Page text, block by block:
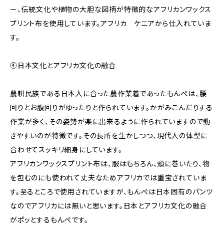
ー、伝統文化や植物の大胆な図柄が特徴的なアフリカンワックス
プリント布を使用しています。アフリカ ケニアから仕入れていま
す。
④日本文化とアフリカ文化の融合
農耕民族である日本人に合った農作業着であったもんぺは、腰
回りとお腹回りがゆったりと作られています。かがみこんだりする
作業が多く、その姿勢が楽に出来るように作られていますので動
きやすいのが特徴です。その長所を生かしつつ、現代人の体型に
合わせてスッキリ細身にしています。
アフリカンワックスプリント布は、服はもちろん、頭に巻いたり、物
を包むのにも使われて丈夫なためアフリカでは重宝されていま
す。至るところで使用されていますが、もんぺは日本固有のパンツ
なのでアフリカには無いと思います。日本とアフリカ文化の融合
がポッとするもんぺです。